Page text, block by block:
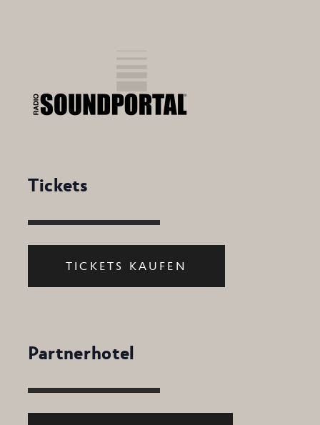
Tickets
TICKETS KAUFEN
Partnerhotel